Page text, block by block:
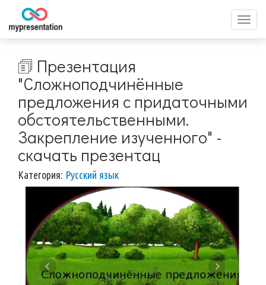
меню
🗊 Презентация
"Сложноподчинённые
предложения с придаточными
обстоятельственными.
Закрепление изученного" -
скачать презентац
Категория: Русский язык